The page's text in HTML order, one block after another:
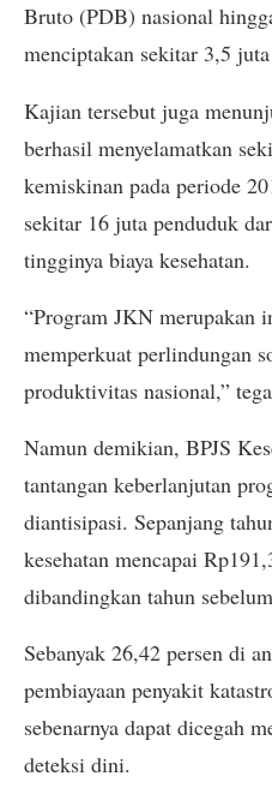
Bruto (PDB) nasional
menciptakan sekitar 3,5
Kajian tersebut juga
berhasil menyelamatkan
kemiskinan pada periode
sekitar 16 juta penduduk
tingginya biaya kesehatan.
“Program JKN merupakan
memperkuat perlindungan
produktivitas nasional,”
Namun demikian, BPJS
tantangan keberlanjutan
diantisipasi. Sepanjang
kesehatan mencapai
dibandingkan tahun
Sebanyak 26,42 persen di
pembiayaan penyakit
sebenarnya dapat dicegah
deteksi dini.